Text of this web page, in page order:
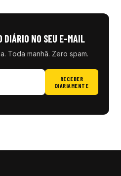
DIÁRIO NO SEU E-MAIL
Toda manhã. Zero spam.
RECEBER
DIARIAMENTE